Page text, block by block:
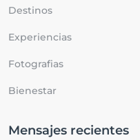
Destinos
Experiencias
Fotografias
Bienestar
Mensajes recientes